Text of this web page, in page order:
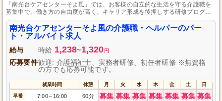
「南光台ケアセンターそよ風」では、お客様の自立的な生活を守る介護職を
募集中で、働き方の自由度が高く、キャリア形成を後押しする研修プログラ
ムや資格支援制度を設けています。仕事内容は、お客様とのコミュニケーシ
ョンやレクリエーション、生活全般の介助、送迎業務などで、デイサービス
やショートステイとの複合施設を活かして、お客様の心身の健康を支援して
います。
南光台ケアセンターそよ風の介護職・ヘルパーのパー
ト・アルバイト求人
給与 時給 1,238~1,320 円
応募要件歓迎: 介護福祉士、実務者研修、初任者研修 ※無資格
の方でも応募可能です。
就業時間 休憩 月 火 水 木 金 土 日
早番 7:00～ 16:00 60分 募集 募集 募集 募集 募集 募集 募集